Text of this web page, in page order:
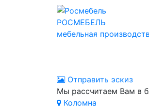
РОСМЕБЕЛЬ
мебельная
Отправить эскиз
Мы рассчитаем Вам в
Коломна